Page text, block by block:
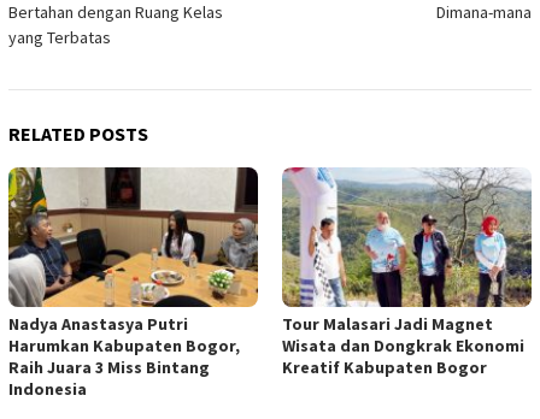
Bertahan dengan Ruang Kelas
yang Terbatas
Dimana-mana
RELATED POSTS
Nadya Anastasya Putri
Harumkan Kabupaten Bogor,
Raih Juara 3 Miss Bintang
Indonesia
Tour Malasari Jadi Magnet
Wisata dan Dongkrak Ekonomi
Kreatif Kabupaten Bogor